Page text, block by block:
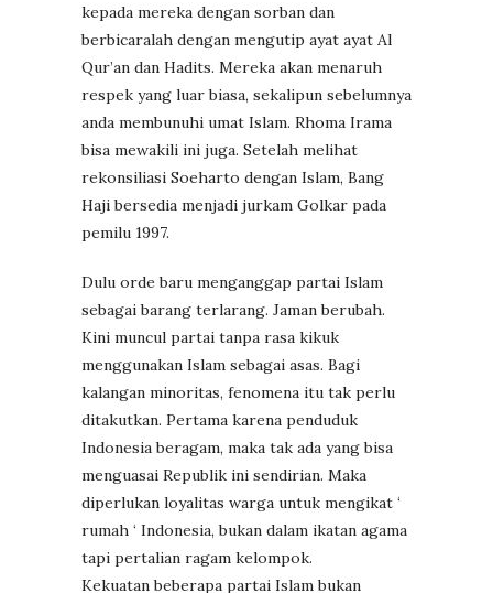
kepada mereka dengan sorban dan
berbicaralah dengan mengutip ayat ayat Al
Qur’an dan Hadits. Mereka akan menaruh
respek yang luar biasa, sekalipun sebelumnya
anda membunuhi umat Islam. Rhoma Irama
bisa mewakili ini juga. Setelah melihat
rekonsiliasi Soeharto dengan Islam, Bang
Haji bersedia menjadi jurkam Golkar pada
pemilu 1997.
Dulu orde baru menganggap partai Islam
sebagai barang terlarang. Jaman berubah.
Kini muncul partai tanpa rasa kikuk
menggunakan Islam sebagai asas. Bagi
kalangan minoritas, fenomena itu tak perlu
ditakutkan. Pertama karena penduduk
Indonesia beragam, maka tak ada yang bisa
menguasai Republik ini sendirian. Maka
diperlukan loyalitas warga untuk mengikat ‘
rumah ‘ Indonesia, bukan dalam ikatan agama
tapi pertalian ragam kelompok.
Kekuatan beberapa partai Islam bukan